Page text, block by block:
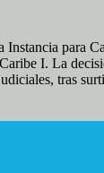
para
I. La
tras